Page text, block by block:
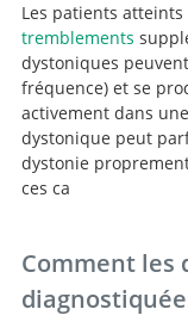
Les patients
tremblements
dystoniques
fréquence) et se
activement dans
dystonique peut
dystonie
ces ca
Comment les